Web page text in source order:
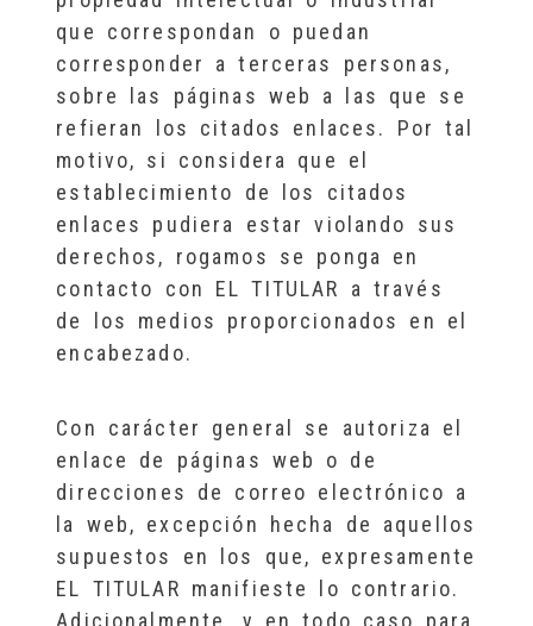
que correspondan o puedan
corresponder a terceras personas,
sobre las páginas web a las que se
refieran los citados enlaces. Por tal
motivo, si considera que el
establecimiento de los citados
enlaces pudiera estar violando sus
derechos, rogamos se ponga en
contacto con EL TITULAR a través
de los medios proporcionados en el
encabezado.
Con carácter general se autoriza el
enlace de páginas web o de
direcciones de correo electrónico a
la web, excepción hecha de aquellos
supuestos en los que, expresamente
EL TITULAR manifieste lo contrario.
Adicionalmente, y en todo caso para